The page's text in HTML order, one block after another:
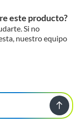
este producto?
Si no
nuestro equipo